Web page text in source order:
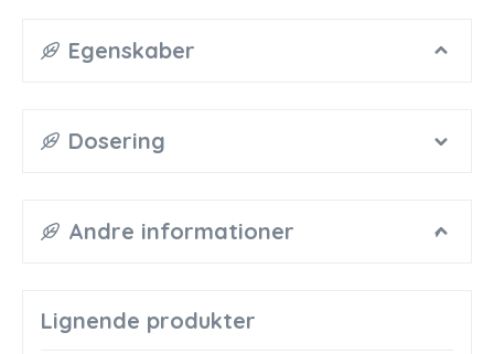
Egenskaber
Dosering
Andre informationer
Lignende produkter